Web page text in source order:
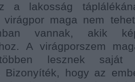
a lakosság
virágpor maga nem
vannak, akik
A virágporszem
lesznek saját
Bizonyíték, hogy az